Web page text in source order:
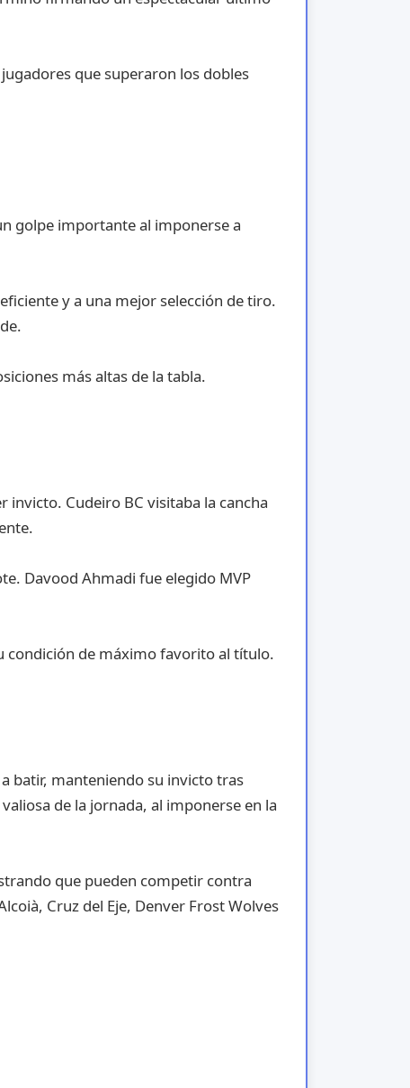
que superaron los dobles
golpe importante al imponerse a
y a una mejor selección de tiro.
más altas de la tabla.
Cudeiro BC visitaba la cancha
Davood Ahmadi fue elegido MVP
condición de máximo favorito al título.
batir, manteniendo su invicto tras
de la jornada, al imponerse en la
que pueden competir contra
Cruz del Eje, Denver Frost Wolves